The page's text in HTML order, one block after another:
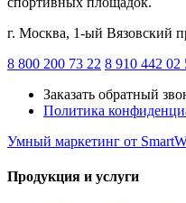
г. Москва, 1-ый Вязовский
8 800 200 73 22 8 910 442 02
Заказать обратный
Политика
Умный маркетинг от
Продукция и услуги